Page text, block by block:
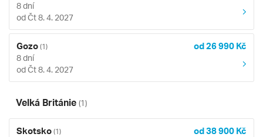
8 dní
od Čt 8. 4. 2027
Gozo (1) od 26 990 Kč
8 dní
od Čt 8. 4. 2027
Velká Británie (1)
Skotsko (1) od 38 900 Kč